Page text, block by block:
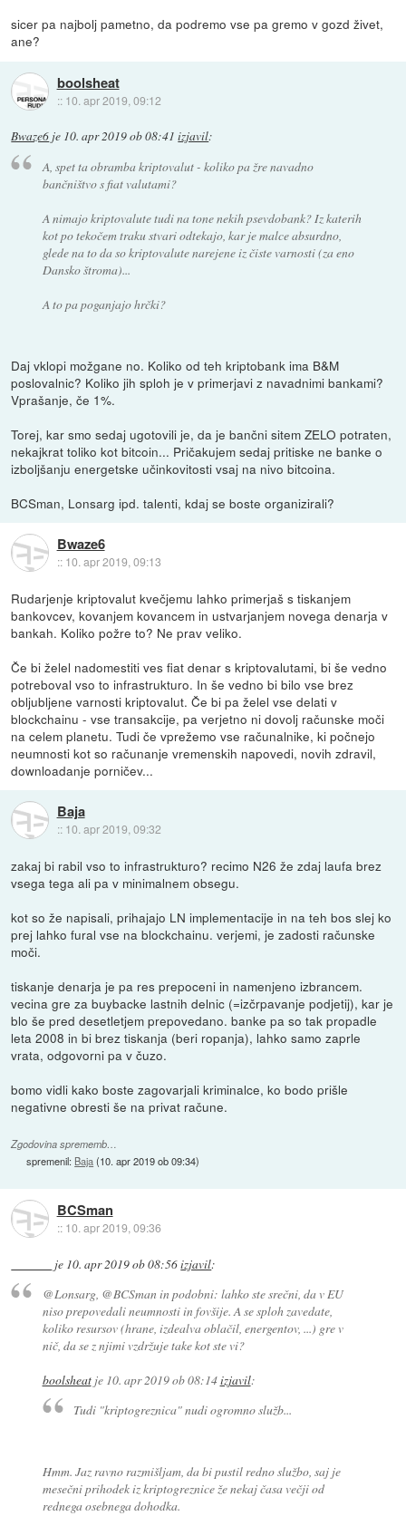
sicer pa najbolj pametno, da podremo vse pa gremo v gozd živet,
ane?
boolsheat
:: 10. apr 2019, 09:12
Bwaze6 je 10. apr 2019 ob 08:41 izjavil:
A, spet ta obramba kriptovalut - koliko pa žre navadno
bančništvo s fiat valutami?
A nimajo kriptovalute tudi na tone nekih psevdobank? Iz katerih
kot po tekočem traku stvari odtekajo, kar je malce absurdno,
glede na to da so kriptovalute narejene iz čiste varnosti (za eno
Dansko štroma)...
A to pa poganjajo hrčki?
Daj vklopi možgane no. Koliko od teh kriptobank ima B&M
poslovalnic? Koliko jih sploh je v primerjavi z navadnimi bankami?
Vprašanje, če 1%.
Torej, kar smo sedaj ugotovili je, da je bančni sitem ZELO potraten,
nekajkrat toliko kot bitcoin... Pričakujem sedaj pritiske ne banke o
izboljšanju energetske učinkovitosti vsaj na nivo bitcoina.
BCSman, Lonsarg ipd. talenti, kdaj se boste organizirali?
Bwaze6
:: 10. apr 2019, 09:13
Rudarjenje kriptovalut kvečjemu lahko primerjaš s tiskanjem
bankovcev, kovanjem kovancem in ustvarjanjem novega denarja v
bankah. Koliko požre to? Ne prav veliko.
Če bi želel nadomestiti ves fiat denar s kriptovalutami, bi še vedno
potreboval vso to infrastrukturo. In še vedno bi bilo vse brez
obljubljene varnosti kriptovalut. Če bi pa želel vse delati v
blockchainu - vse transakcije, pa verjetno ni dovolj računske moči
na celem planetu. Tudi če vprežemo vse računalnike, ki počnejo
neumnosti kot so računanje vremenskih napovedi, novih zdravil,
downloadanje porničev...
Baja
:: 10. apr 2019, 09:32
zakaj bi rabil vso to infrastrukturo? recimo N26 že zdaj laufa brez
vsega tega ali pa v minimalnem obsegu.
kot so že napisali, prihajajo LN implementacije in na teh bos slej ko
prej lahko fural vse na blockchainu. verjemi, je zadosti računske
moči.
tiskanje denarja je pa res prepoceni in namenjeno izbrancem.
vecina gre za buybacke lastnih delnic (=izčrpavanje podjetij), kar je
blo še pred desetletjem prepovedano. banke pa so tak propadle
leta 2008 in bi brez tiskanja (beri ropanja), lahko samo zaprle
vrata, odgovorni pa v čuzo.
bomo vidli kako boste zagovarjali kriminalce, ko bodo prišle
negativne obresti še na privat račune.
Zgodovina sprememb…
spremenil: Baja(10. apr 2019 ob 09:34)
BCSman
:: 10. apr 2019, 09:36
je 10. apr 2019 ob 08:56izjavil:
@Lonsarg, @BCSman in podobni: lahko ste srečni, da v EU
niso prepovedali neumnosti in fovšije. A se sploh zavedate,
koliko resursov (hrane, izdealva oblačil, energentov, ...) gre v
nič, da se z njimi vzdržuje take kot ste vi?
boolsheatje 10. apr 2019 ob 08:14izjavil:
Tudi "kriptogreznica" nudi ogromno služb...
Hmm. Jaz ravno razmišljam, da bi pustil redno službo, saj je
mesečni prihodek iz kriptogreznice že nekaj časa večji od
rednega osebnega dohodka.